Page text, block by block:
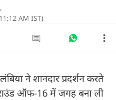
AM IST)
ने शानदार प्रदर्शन करते
ऑफ-16 में जगह बना ली